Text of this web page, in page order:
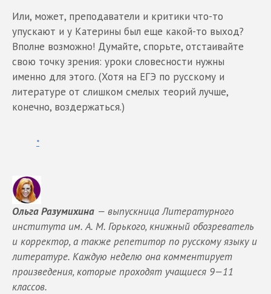
Или, может, преподаватели и критики что-то
упускают и у Катерины был еще какой-то выход?
Вполне возможно! Думайте, спорьте, отстаивайте
свою точку зрения: уроки словесности нужны
именно для этого. (Хотя на ЕГЭ по русскому и
литературе от слишком смелых теорий лучше,
конечно, воздержаться.)
*
Ольга Разумихина — выпускница Литературного
института им. А. М. Горького, книжный обозреватель
и корректор, а также репетитор по русскому языку и
литературе. Каждую неделю она комментирует
произведения, которые проходят учащиеся 9—11
классов.